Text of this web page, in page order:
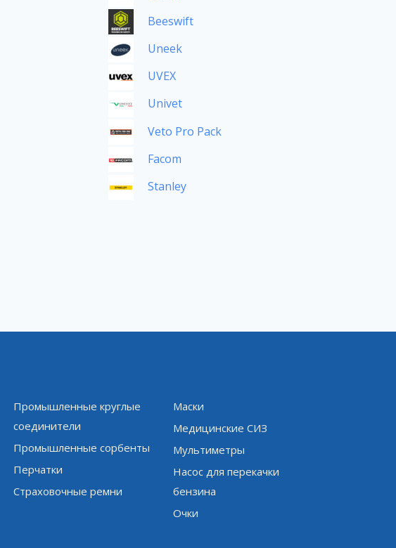
Beeswift
Uneek
UVEX
Univet
Veto Pro Pack
Facom
Stanley
Промышленные круглые
соединители
Промышленные сорбенты
Перчатки
Страховочные ремни
Маски
Медицинские СИЗ
Мультиметры
Насос для перекачки
бензина
Очки